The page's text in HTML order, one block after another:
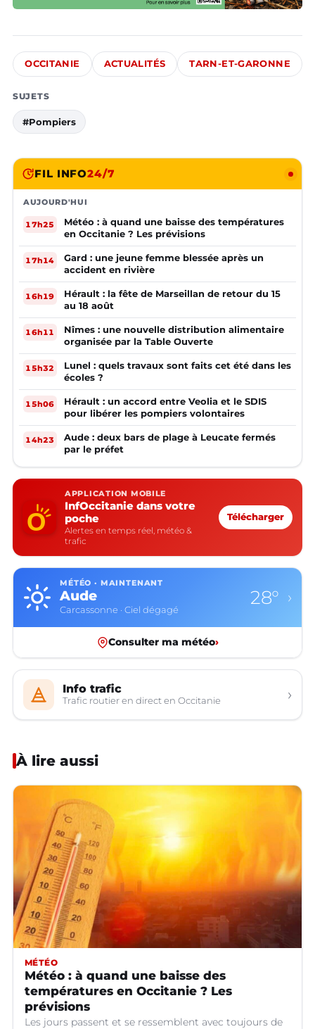
OCCITANIE ACTUALITÉS TARN-ET-GARONNE
SUJETS
#Pompiers
FIL INFO24/7
AUJOURD'HUI
17h25
Météo : à quand une baisse des températures
en Occitanie ? Les prévisions
17h14
Gard : une jeune femme blessée après un
accident en rivière
16h19
Hérault : la fête de Marseillan de retour du 15
au 18 août
16h11
Nîmes : une nouvelle distribution alimentaire
organisée par la Table Ouverte
15h32
Lunel : quels travaux sont faits cet été dans les
écoles ?
15h06
Hérault : un accord entre Veolia et le SDIS
pour libérer les pompiers volontaires
14h23
Aude : deux bars de plage à Leucate fermés
par le préfet
APPLICATION MOBILE
InfOccitanie dans votre
poche
Alertes en temps réel, météo &
trafic
Télécharger
MÉTÉO · MAINTENANT
Aveyron
Rodez · Plutôt dégagé
23° ›
Consulter ma météo›
Info trafic
Trafic routier en direct en Occitanie ›
À lire aussi
MÉTÉO
Météo : à quand une baisse des
températures en Occitanie ? Les
prévisions
Les jours passent et se ressemblent avec toujours de